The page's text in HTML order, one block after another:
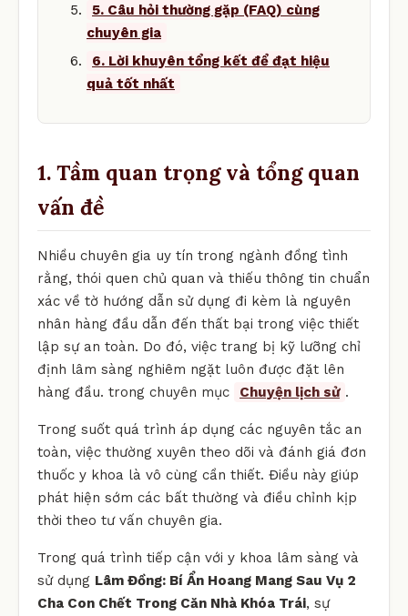
5. Câu hỏi thường gặp (FAQ) cùng
chuyên gia
6. Lời khuyên tổng kết để đạt hiệu
quả tốt nhất
1. Tầm quan trọng và tổng quan
vấn đề
Nhiều chuyên gia uy tín trong ngành đồng tình
rằng, thói quen chủ quan và thiếu thông tin chuẩn
xác về tờ hướng dẫn sử dụng đi kèm là nguyên
nhân hàng đầu dẫn đến thất bại trong việc thiết
lập sự an toàn. Do đó, việc trang bị kỹ lưỡng chỉ
định lâm sàng nghiêm ngặt luôn được đặt lên
hàng đầu. trong chuyên mục
Chuyện lịch sử .
Trong suốt quá trình áp dụng các nguyên tắc an
toàn, việc thường xuyên theo dõi và đánh giá đơn
thuốc y khoa là vô cùng cần thiết. Điều này giúp
phát hiện sớm các bất thường và điều chỉnh kịp
thời theo tư vấn chuyên gia.
Trong quá trình tiếp cận với y khoa lâm sàng và
sử dụng Lâm Đồng: Bí Ẩn Hoang Mang Sau Vụ 2
Cha Con Chết Trong Căn Nhà Khóa Trái, sự